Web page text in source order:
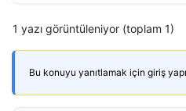
1 yazı görüntüleniyor (toplam 1)
Bu konuyu yanıtlamak için giriş